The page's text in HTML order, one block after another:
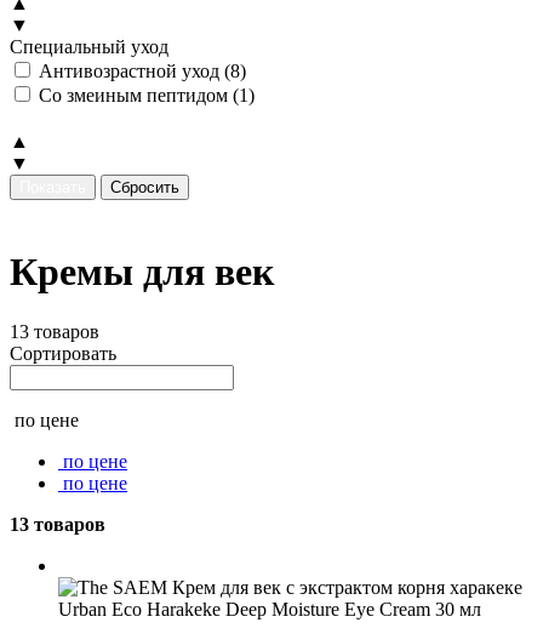
▼
Специальный уход
Антивозрастной уход (8)
Со змеиным пептидом (1)
▲
▼
Кремы для век
13 товаров
Сортировать
по цене
по цене
по цене
13 товаров